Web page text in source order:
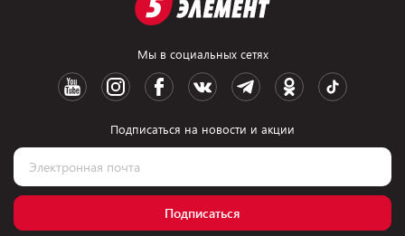
Мы в социальных сетях
Подписаться на новости и акции
Подписаться